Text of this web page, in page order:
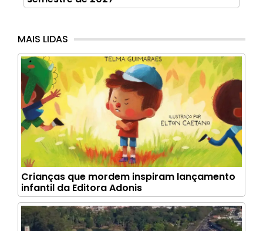
MAIS LIDAS
Crianças que mordem inspiram lançamento
infantil da Editora Adonis